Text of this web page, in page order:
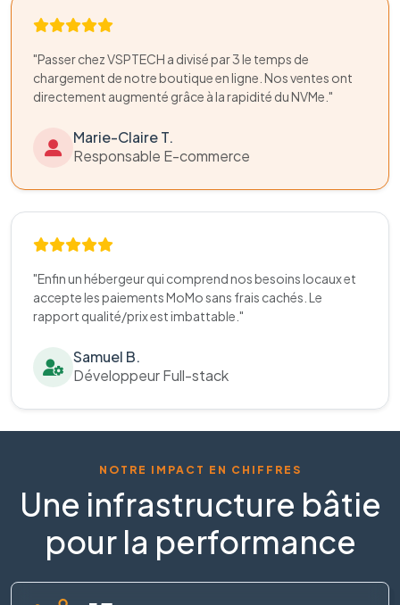
"Passer chez VSPTECH a divisé par 3 le temps de
chargement de notre boutique en ligne. Nos ventes ont
directement augmenté grâce à la rapidité du NVMe."
Marie-Claire T.
Responsable E-commerce
"Enfin un hébergeur qui comprend nos besoins locaux et
accepte les paiements MoMo sans frais cachés. Le
rapport qualité/prix est imbattable."
Samuel B.
Développeur Full-stack
NOTRE IMPACT EN CHIFFRES
Une infrastructure bâtie
pour la performance